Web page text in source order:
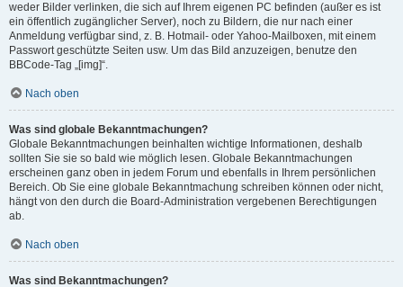
weder Bilder verlinken, die sich auf Ihrem eigenen PC befinden (außer es ist
ein öffentlich zugänglicher Server), noch zu Bildern, die nur nach einer
Anmeldung verfügbar sind, z. B. Hotmail- oder Yahoo-Mailboxen, mit einem
Passwort geschützte Seiten usw. Um das Bild anzuzeigen, benutze den
BBCode-Tag „[img]“.
Nach oben
Was sind globale Bekanntmachungen?
Globale Bekanntmachungen beinhalten wichtige Informationen, deshalb
sollten Sie sie so bald wie möglich lesen. Globale Bekanntmachungen
erscheinen ganz oben in jedem Forum und ebenfalls in Ihrem persönlichen
Bereich. Ob Sie eine globale Bekanntmachung schreiben können oder nicht,
hängt von den durch die Board-Administration vergebenen Berechtigungen
ab.
Nach oben
Was sind Bekanntmachungen?